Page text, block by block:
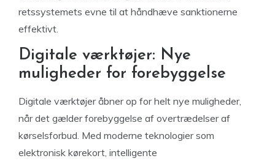
retssystemets evne til at håndhæve sanktionerne
effektivt.
Digitale værktøjer: Nye
muligheder for forebyggelse
Digitale værktøjer åbner op for helt nye muligheder,
når det gælder forebyggelse af overtrædelser af
kørselsforbud. Med moderne teknologier som
elektronisk kørekort, intelligente